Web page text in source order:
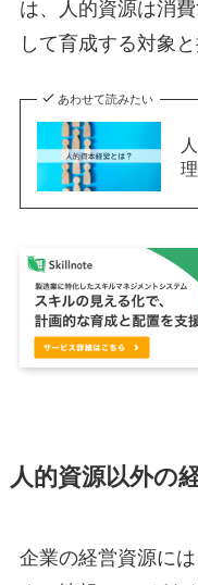
は、人的資源は消
して育成する対象
あわせて読みたい
人的資源以外の
企業の経営資源に